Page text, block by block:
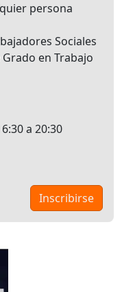
persona
Sociales
en Trabajo
a 20:30